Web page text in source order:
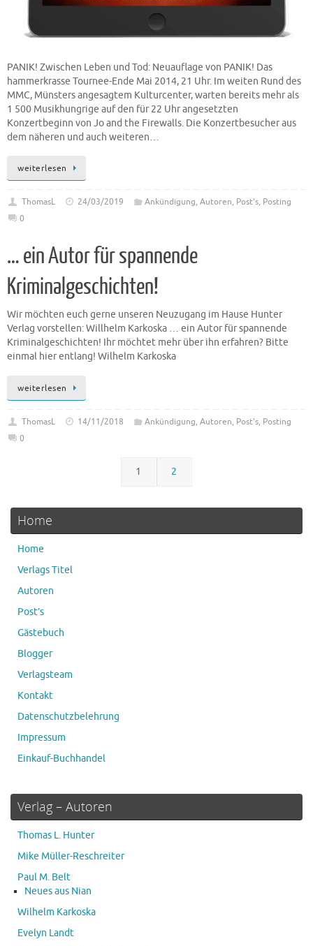
PANIK! Zwischen Leben und Tod: Neuauflage von PANIK! Das
hammerkrasse Tournee-Ende Mai 2014, 21 Uhr. Im weiten Rund des
MMC, Münsters angesagtem Kulturcenter, warten bereits mehr als
1 500 Musikhungrige auf den für 22 Uhr angesetzten
Konzertbeginn von Jo and the Firewalls. Die Konzertbesucher aus
dem näheren und auch weiteren…
weiterlesen
ThomasL 24/03/2019 Ankündigung, Autoren, Post's, Posting
0
… ein Autor für spannende
Kriminalgeschichten!
Wir möchten euch gerne unseren Neuzugang im Hause Hunter
Verlag vorstellen: Willhelm Karkoska … ein Autor für spannende
Kriminalgeschichten! Ihr möchtet mehr über ihn erfahren? Bitte
einmal hier entlang! Wilhelm Karkoska
weiterlesen
ThomasL 14/11/2018 Ankündigung, Autoren, Post's, Posting
0
1 2
Home
Home
Verlags Titel
Autoren
Post’s
Gästebuch
Blogger
Verlagsteam
Kontakt
Datenschutzbelehrung
Impressum
Einkauf-Buchhandel
Verlag – Autoren
Thomas L. Hunter
Mike Müller-Reschreiter
Paul M. Belt
Neues aus Nian
Wilhelm Karkoska
Evelyn Landt